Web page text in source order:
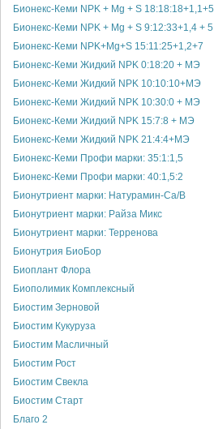
Бионекс-Кеми NPK + Mg + S 18:18:18+1,1+5
Бионекс-Кеми NPK + Mg + S 9:12:33+1,4 + 5
Бионекс-Кеми NPK+Mg+S 15:11:25+1,2+7
Бионекс-Кеми Жидкий NPK 0:18:20 + МЭ
Бионекс-Кеми Жидкий NPK 10:10:10+МЭ
Бионекс-Кеми Жидкий NPK 10:30:0 + МЭ
Бионекс-Кеми Жидкий NPK 15:7:8 + МЭ
Бионекс-Кеми Жидкий NPK 21:4:4+МЭ
Бионекс-Кеми Профи марки: 35:1:1,5
Бионекс-Кеми Профи марки: 40:1,5:2
Бионутриент марки: Натурамин-Са/В
Бионутриент марки: Райза Микс
Бионутриент марки: Терренова
Бионутрия БиоБор
Биоплант Флора
Биополимик Комплексный
Биостим Зерновой
Биостим Кукуруза
Биостим Масличный
Биостим Рост
Биостим Свекла
Биостим Старт
Благо 2